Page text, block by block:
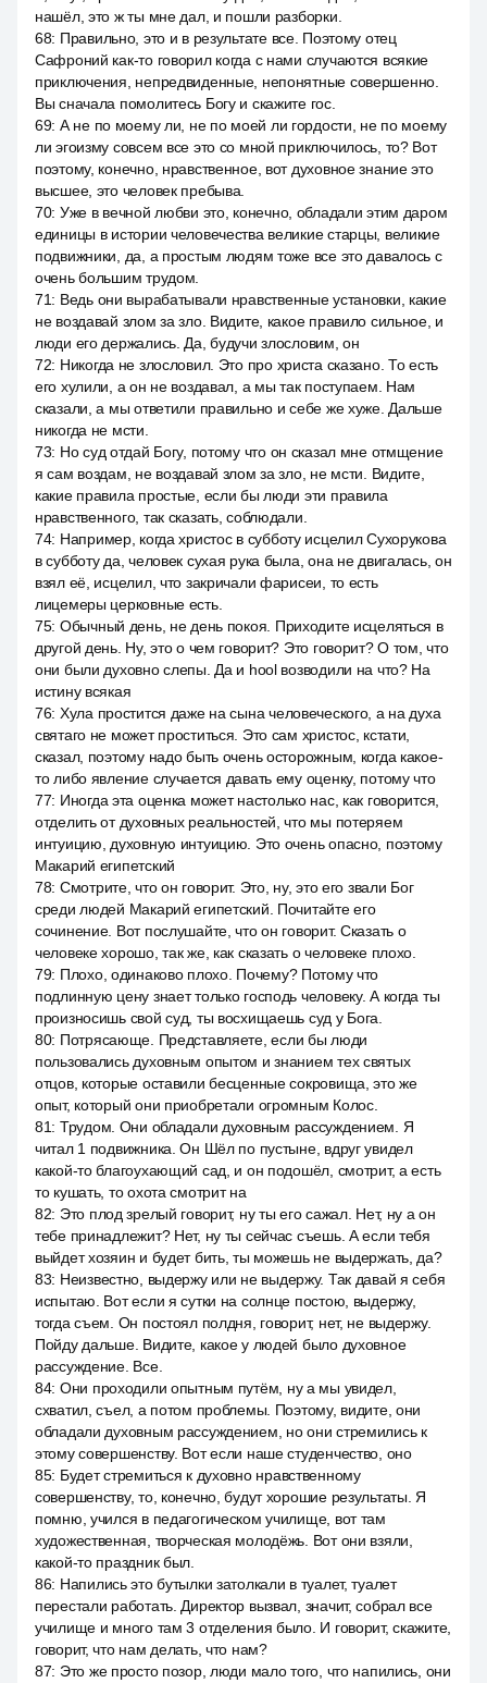
нашёл, это ж ты мне дал, и пошли разборки.
68: Правильно, это и в результате все. Поэтому отец
Сафроний как-то говорил когда с нами случаются всякие
приключения, непредвиденные, непонятные совершенно.
Вы сначала помолитесь Богу и скажите гос.
69: А не по моему ли, не по моей ли гордости, не по моему
ли эгоизму совсем все это со мной приключилось, то? Вот
поэтому, конечно, нравственное, вот духовное знание это
высшее, это человек пребыва.
70: Уже в вечной любви это, конечно, обладали этим даром
единицы в истории человечества великие старцы, великие
подвижники, да, а простым людям тоже все это давалось с
очень большим трудом.
71: Ведь они вырабатывали нравственные установки, какие
не воздавай злом за зло. Видите, какое правило сильное, и
люди его держались. Да, будучи злословим, он
72: Никогда не злословил. Это про христа сказано. То есть
его хулили, а он не воздавал, а мы так поступаем. Нам
сказали, а мы ответили правильно и себе же хуже. Дальше
никогда не мсти.
73: Но суд отдай Богу, потому что он сказал мне отмщение
я сам воздам, не воздавай злом за зло, не мсти. Видите,
какие правила простые, если бы люди эти правила
нравственного, так сказать, соблюдали.
74: Например, когда христос в субботу исцелил Сухорукова
в субботу да, человек сухая рука была, она не двигалась, он
взял её, исцелил, что закричали фарисеи, то есть
лицемеры церковные есть.
75: Обычный день, не день покоя. Приходите исцеляться в
другой день. Ну, это о чем говорит? Это говорит? О том, что
они были духовно слепы. Да и hool возводили на что? На
истину всякая
76: Хула простится даже на сына человеческого, а на духа
святаго не может проститься. Это сам христос, кстати,
сказал, поэтому надо быть очень осторожным, когда какое-
то либо явление случается давать ему оценку, потому что
77: Иногда эта оценка может настолько нас, как говорится,
отделить от духовных реальностей, что мы потеряем
интуицию, духовную интуицию. Это очень опасно, поэтому
Макарий египетский
78: Смотрите, что он говорит. Это, ну, это его звали Бог
среди людей Макарий египетский. Почитайте его
сочинение. Вот послушайте, что он говорит. Сказать о
человеке хорошо, так же, как сказать о человеке плохо.
79: Плохо, одинаково плохо. Почему? Потому что
подлинную цену знает только господь человеку. А когда ты
произносишь свой суд, ты восхищаешь суд у Бога.
80: Потрясающе. Представляете, если бы люди
пользовались духовным опытом и знанием тех святых
отцов, которые оставили бесценные сокровища, это же
опыт, который они приобретали огромным Колос.
81: Трудом. Они обладали духовным рассуждением. Я
читал 1 подвижника. Он Шёл по пустыне, вдруг увидел
какой-то благоухающий сад, и он подошёл, смотрит, а есть
то кушать, то охота смотрит на
82: Это плод зрелый говорит, ну ты его сажал. Нет, ну а он
тебе принадлежит? Нет, ну ты сейчас съешь. А если тебя
выйдет хозяин и будет бить, ты можешь не выдержать, да?
83: Неизвестно, выдержу или не выдержу. Так давай я себя
испытаю. Вот если я сутки на солнце постою, выдержу,
тогда съем. Он постоял полдня, говорит, нет, не выдержу.
Пойду дальше. Видите, какое у людей было духовное
рассуждение. Все.
84: Они проходили опытным путём, ну а мы увидел,
схватил, съел, а потом проблемы. Поэтому, видите, они
обладали духовным рассуждением, но они стремились к
этому совершенству. Вот если наше студенчество, оно
85: Будет стремиться к духовно нравственному
совершенству, то, конечно, будут хорошие результаты. Я
помню, учился в педагогическом училище, вот там
художественная, творческая молодёжь. Вот они взяли,
какой-то праздник был.
86: Напились это бутылки затолкали в туалет, туалет
перестали работать. Директор вызвал, значит, собрал все
училище и много там 3 отделения было. И говорит, скажите,
говорит, что нам делать, что нам?
87: Это же просто позор, люди мало того, что напились, они